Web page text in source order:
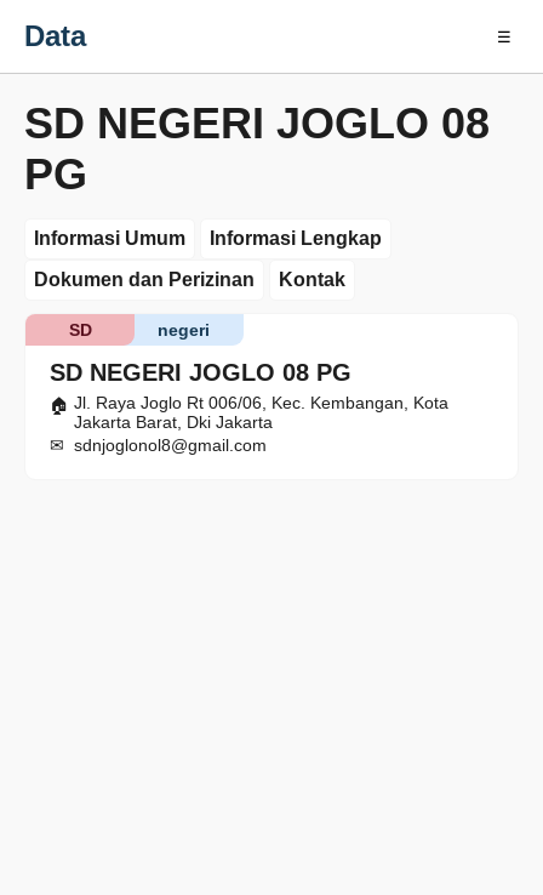
Data ☰
SD NEGERI JOGLO 08
PG
Informasi Umum
Informasi Lengkap
Dokumen dan Perizinan
Kontak
SD NEGERI JOGLO 08 PG
negeri
SD
Jl. Raya Joglo Rt 006/06, Kec. Kembangan, Kota
Jakarta Barat, Dki Jakarta
sdnjoglonol8@gmail.com